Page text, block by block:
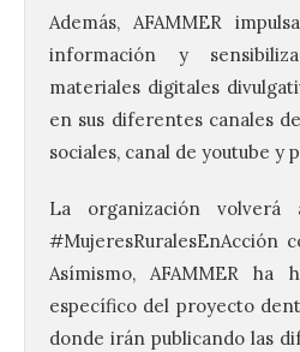
Además, AFAMMER
información y
materiales digitales
en sus diferentes canales
sociales, canal de youtube y
La organización
#MujeresRuralesEnAcción
Asímismo, AFAMMER ha
específico del proyecto
donde irán publicando las